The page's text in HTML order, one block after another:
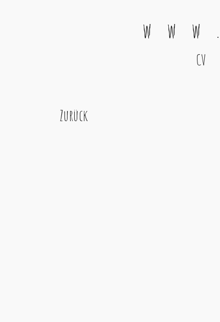
w w
CV
Zurück